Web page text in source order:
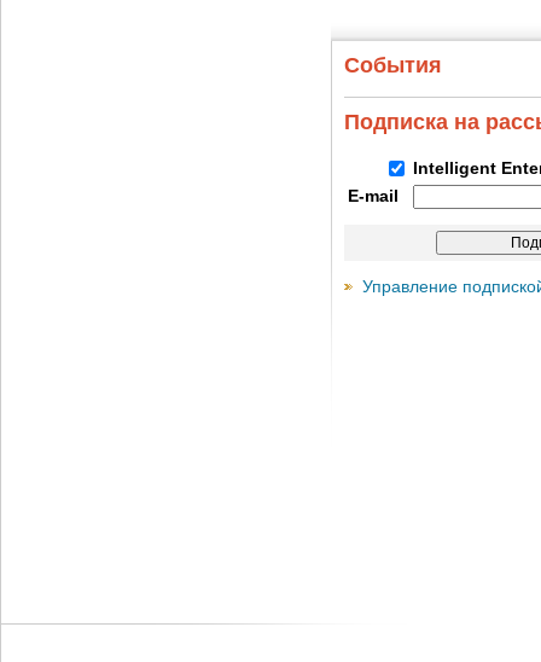
События
Подписка на
Intelligent
E-mail
Управление